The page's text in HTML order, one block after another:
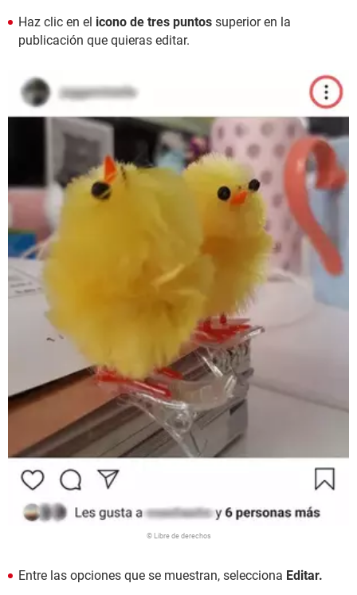
Haz clic en el icono de tres puntos superior en la
publicación que quieras editar.
© Libre de derechos
Entre las opciones que se muestran, selecciona Editar.